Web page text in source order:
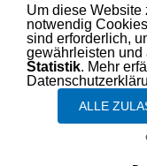
Um diese Website
notwendig
sind erforderlich,
gewährleisten und
Statistik. Mehr
ALLE